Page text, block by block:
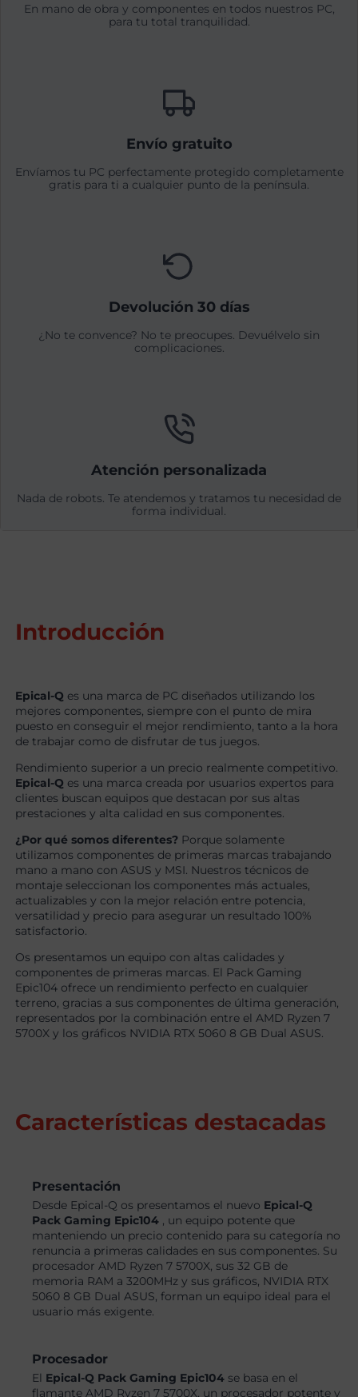
En mano de obra y componentes en todos nuestros PC,
para tu total tranquilidad.
Envío gratuito
Envíamos tu PC perfectamente protegido completamente
gratis para ti a cualquier punto de la península.
Devolución 30 días
¿No te convence? No te preocupes. Devuélvelo sin
complicaciones.
Atención personalizada
Nada de robots. Te atendemos y tratamos tu necesidad de
forma individual.
Introducción
Epical-Q es una marca de PC diseñados utilizando los
mejores componentes, siempre con el punto de mira
puesto en conseguir el mejor rendimiento, tanto a la hora
de trabajar como de disfrutar de tus juegos.
Rendimiento superior a un precio realmente competitivo.
Epical-Q es una marca creada por usuarios expertos para
clientes buscan equipos que destacan por sus altas
prestaciones y alta calidad en sus componentes.
¿Por qué somos diferentes? Porque solamente
utilizamos componentes de primeras marcas trabajando
mano a mano con ASUS y MSI. Nuestros técnicos de
montaje seleccionan los componentes más actuales,
actualizables y con la mejor relación entre potencia,
versatilidad y precio para asegurar un resultado 100%
satisfactorio.
Os presentamos un equipo con altas calidades y
componentes de primeras marcas. El Pack Gaming
Epic104 ofrece un rendimiento perfecto en cualquier
terreno, gracias a sus componentes de última generación,
representados por la combinación entre el AMD Ryzen 7
5700X y los gráficos NVIDIA RTX 5060 8 GB Dual ASUS.
Características destacadas
Presentación
Desde Epical-Q os presentamos el nuevo Epical-Q
Pack Gaming Epic104 , un equipo potente que
manteniendo un precio contenido para su categoría no
renuncia a primeras calidades en sus componentes. Su
procesador AMD Ryzen 7 5700X, sus 32 GB de
memoria RAM a 3200MHz y sus gráficos, NVIDIA RTX
5060 8 GB Dual ASUS, forman un equipo ideal para el
usuario más exigente.
Procesador
El Epical-Q Pack Gaming Epic104 se basa en el
flamante AMD Ryzen 7 5700X, un procesador potente y